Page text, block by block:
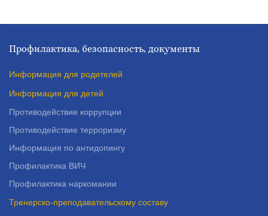
Профилактика, безопасность, документы
Информация для родителей
Информация для детей
Противодействие коррупции
Противодействие терроризму
Информация по антидопингу
Профилактика ВИЧ
Профилактика наркомании
Тренерско-преподавательскому составу